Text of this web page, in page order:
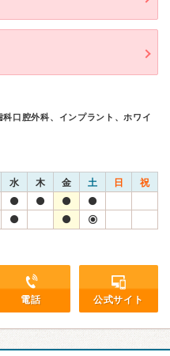
口腔外科、インプラント、ホワイ
水 木 金 土 日 祝
電話 公式サイト